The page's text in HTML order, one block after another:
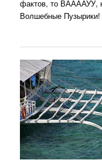
фактов, то ВААААУУ,
Волшебные